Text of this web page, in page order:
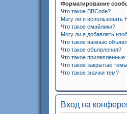
Форматирование
Что такое BBCode?
Могу ли я использовать
Что такое смайлики?
Могу ли я добавлять
Что такое важные
Что такое объявления?
Что такое
Что такое закрытые
Что такое значки тем?
Вход на